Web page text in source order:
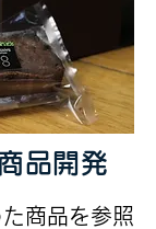
品開発
商品を参照